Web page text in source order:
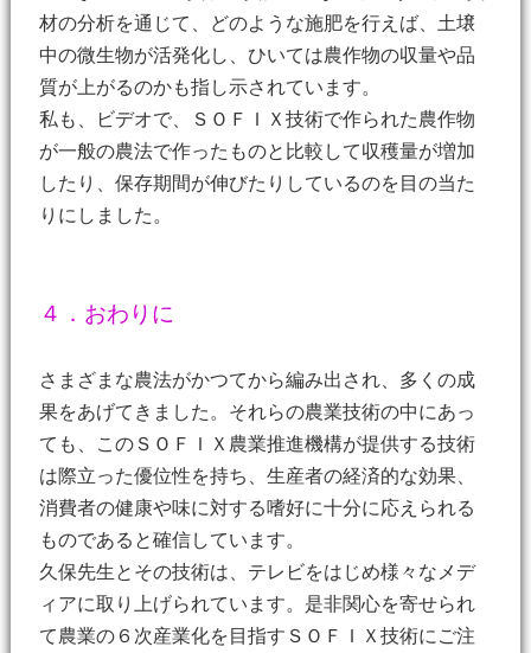
材の分析を通じて、どのような施肥を行えば、土壌
中の微生物が活発化し、ひいては農作物の収量や品
質が上がるのかも指し示されています。
私も、ビデオで、ＳＯＦＩＸ技術で作られた農作物
が一般の農法で作ったものと比較して収穫量が増加
したり、保存期間が伸びたりしているのを目の当た
りにしました。
４．おわりに
さまざまな農法がかつてから編み出され、多くの成
果をあげてきました。それらの農業技術の中にあっ
ても、このＳＯＦＩＸ農業推進機構が提供する技術
は際立った優位性を持ち、生産者の経済的な効果、
消費者の健康や味に対する嗜好に十分に応えられる
ものであると確信しています。
久保先生とその技術は、テレビをはじめ様々なメデ
ィアに取り上げられています。是非関心を寄せられ
て農業の６次産業化を目指すＳＯＦＩＸ技術にご注